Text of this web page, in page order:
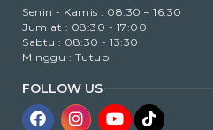
Senin - Kamis : 08:30 – 16:30
Jum'at : 08:30 - 17:00
Sabtu : 08:30 - 13:30
Minggu : Tutup
FOLLOW US